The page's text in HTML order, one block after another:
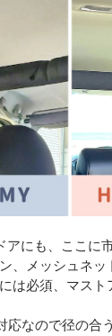
アにも、ここに
、メッシュネッ
は必須、マスト
応なので径の合